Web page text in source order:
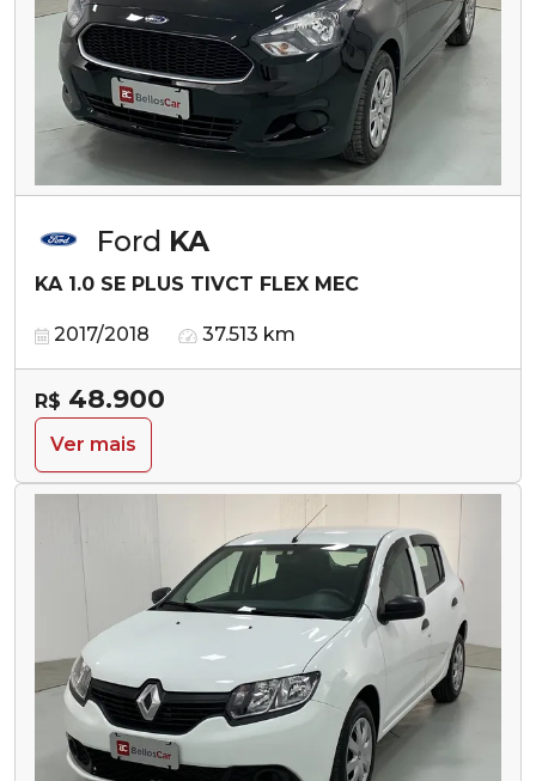
Ford KA
KA 1.0 SE PLUS TIVCT FLEX MEC
2017/2018 37.513 km
R$ 48.900
Ver mais